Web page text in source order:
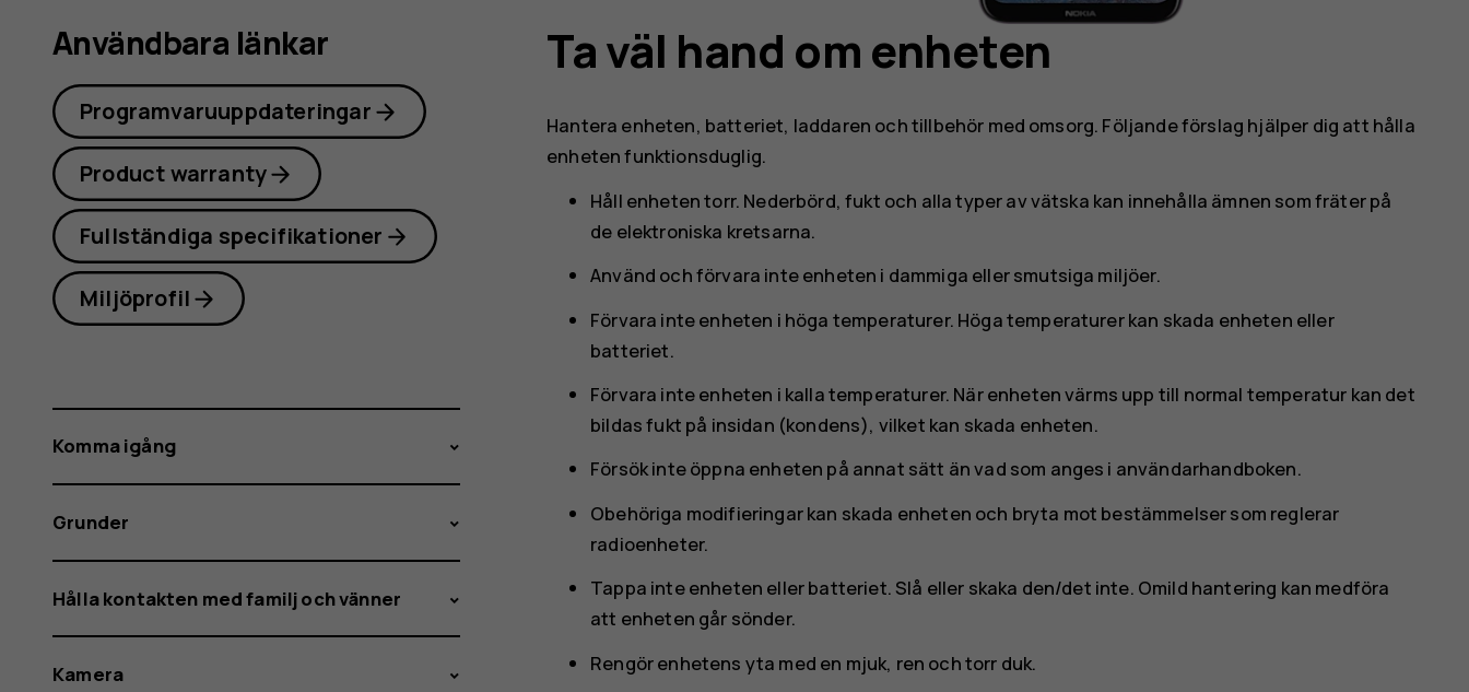
Ta väl hand om enheten
Hantera enheten, batteriet, laddaren och tillbehör med omsorg. Följande förslag hjälper dig att hålla
enheten funktionsduglig.
Håll enheten torr. Nederbörd, fukt och alla typer av vätska kan innehålla ämnen som fräter på
de elektroniska kretsarna.
Använd och förvara inte enheten i dammiga eller smutsiga miljöer.
Förvara inte enheten i höga temperaturer. Höga temperaturer kan skada enheten eller
batteriet.
Förvara inte enheten i kalla temperaturer. När enheten värms upp till normal temperatur kan det
bildas fukt på insidan (kondens), vilket kan skada enheten.
Försök inte öppna enheten på annat sätt än vad som anges i användarhandboken.
Obehöriga modifieringar kan skada enheten och bryta mot bestämmelser som reglerar
radioenheter.
Tappa inte enheten eller batteriet. Slå eller skaka den/det inte. Omild hantering kan medföra
att enheten går sönder.
Rengör enhetens yta med en mjuk, ren och torr duk.
Användbara länkar
Programvaruuppdateringar
Product warranty
Fullständiga specifikationer
Miljöprofil
Komma igång
Grunder
Hålla kontakten med familj och vänner
Kamera